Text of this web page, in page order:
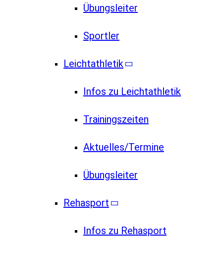
Übungsleiter
Sportler
Leichtathletik
Infos zu Leichtathletik
Trainingszeiten
Aktuelles/Termine
Übungsleiter
Rehasport
Infos zu Rehasport